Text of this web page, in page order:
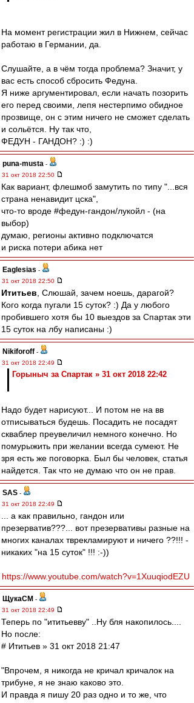
На момент регистрации жил в Нижнем, сейчас
работаю в Германии, да.
Слушайте, а в чём тогда проблема? Значит, у
вас есть способ сбросить Федуна.
Я ниже аргументировал, если начать позорить
его перед своими, лепя нестерпимо обидное
прозвище, он с этим ничего не сможет сделать
и сольётся. Ну так что,
ФЕДУН - ГАНДОН? :) :)
puna-musta -
31 окт 2018 22:50
Как вариант, флешмоб замутить по типу "...вся
страна ненавидит цска",
что-то вроде #федун-гандон/лукойл - (на
выбор)
думаю, регионы активно подключатся
и риска потери абика нет
Eaglesias -
31 окт 2018 22:50
Ититьев , Слюшай, зачем ноешь, дарагой?
Кого когда пугали 15 суток? :) Да у любого
пробившего хотя бы 10 выездов за Спартак эти
15 суток на лбу написаны :)
Nikiforoff -
31 окт 2018 22:49
Горыныч за Спартак » 31 окт 2018 22:42
Надо будет нарисуют... И потом не на вв
отписываться будешь. Посадить не посадят
скваблер преувеличил немного конечно. Но
помурыжить при желании всегда сумеют. Не
зря есть же поговорка. Был бы человек, статья
найдется. Так что не думаю что он не прав.
SAS -
31 окт 2018 22:49
... а как правильно, гандон или
презерватив???... вот презервативы разные на
многих каналах тврекламируют и ничего ??!!! -
никаких "на 15 суток" !!! :-))
https://www.youtube.com/watch?v=1XuuqiodEZU
ЩукаСМ -
31 окт 2018 22:49
Теперь по "ититьевву" ..Ну бля накопилось....
Но после:
# Ититьев » 31 окт 2018 21:47
"Впрочем, я никогда не кричал кричалок на
трибуне, я не знаю каково это.
И правда я пишу 20 раз одно и то же, что